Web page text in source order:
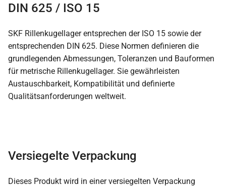
DIN 625 / ISO 15
SKF Rillenkugellager entsprechen der ISO 15 sowie der
entsprechenden DIN 625. Diese Normen definieren die
grundlegenden Abmessungen, Toleranzen und Bauformen
für metrische Rillenkugellager. Sie gewährleisten
Austauschbarkeit, Kompatibilität und definierte
Qualitätsanforderungen weltweit.
Versiegelte Verpackung
Dieses Produkt wird in einer versiegelten Verpackung